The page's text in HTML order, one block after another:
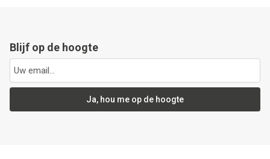
Blijf op de hoogte
Ja, hou me op de hoogte